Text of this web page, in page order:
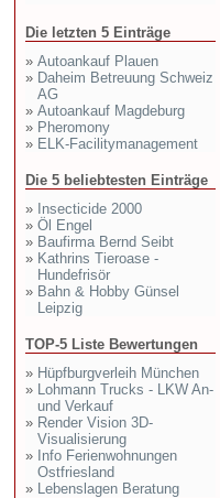
Die letzten 5 Einträge
» Autoankauf Plauen
» Daheim Betreuung Schweiz
AG
» Autoankauf Magdeburg
» Pheromony
» ELK-Facilitymanagement
Die 5 beliebtesten Einträge
» Insecticide 2000
» Öl Engel
» Baufirma Bernd Seibt
» Kathrins Tieroase -
Hundefrisör
» Bahn & Hobby Günsel
Leipzig
TOP-5 Liste Bewertungen
» Hüpfburgverleih München
» Lohmann Trucks - LKW An-
und Verkauf
» Render Vision 3D-
Visualisierung
» Info Ferienwohnungen
Ostfriesland
» Lebenslagen Beratung